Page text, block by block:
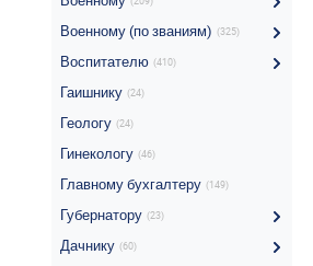
Военному (по званиям) (325)
Воспитателю (410)
Гаишнику (24)
Геологу (24)
Гинекологу (46)
Главному бухгалтеру (149)
Губернатору (23)
Дачнику (60)